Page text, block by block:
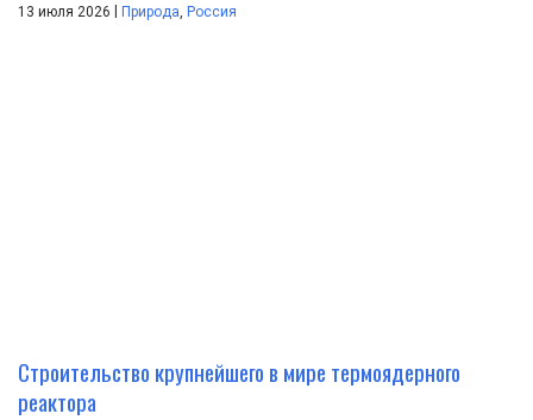
13 июля 2026 | Природа Россия
Строительство крупнейшего в мире термоядерного
реактора